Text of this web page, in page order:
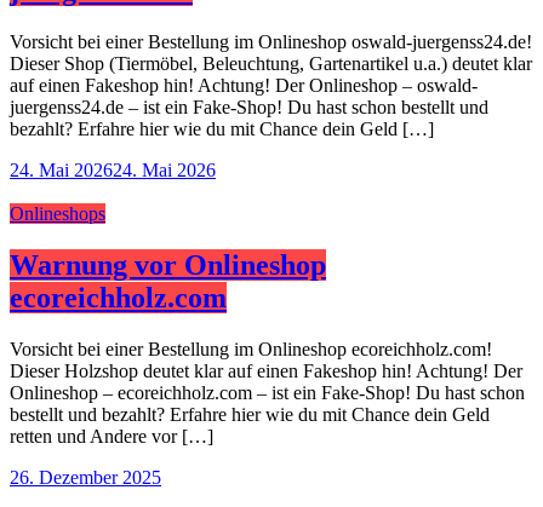
Vorsicht bei einer Bestellung im Onlineshop oswald-juergenss24.de!
Dieser Shop (Tiermöbel, Beleuchtung, Gartenartikel u.a.) deutet klar
auf einen Fakeshop hin! Achtung! Der Onlineshop – oswald-
juergenss24.de – ist ein Fake-Shop! Du hast schon bestellt und
bezahlt? Erfahre hier wie du mit Chance dein Geld […]
24. Mai 202624. Mai 2026
Onlineshops
Warnung vor Onlineshop
ecoreichholz.com
Vorsicht bei einer Bestellung im Onlineshop ecoreichholz.com!
Dieser Holzshop deutet klar auf einen Fakeshop hin! Achtung! Der
Onlineshop – ecoreichholz.com – ist ein Fake-Shop! Du hast schon
bestellt und bezahlt? Erfahre hier wie du mit Chance dein Geld
retten und Andere vor […]
26. Dezember 2025